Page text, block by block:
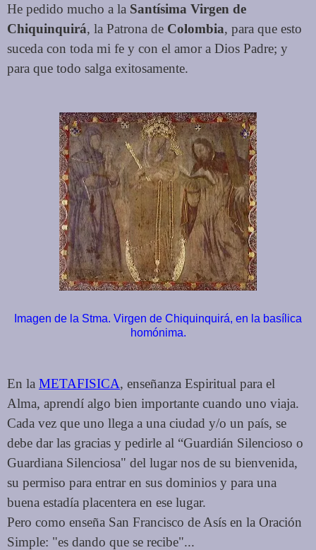
He pedido mucho a la Santísima Virgen de
Chiquinquirá, la Patrona de Colombia, para que esto
suceda con toda mi fe y con el amor a Dios Padre; y
para que todo salga exitosamente.
Imagen de la Stma. Virgen de Chiquinquirá, en la basílica
homónima.
En la METAFISICA, enseñanza Espiritual para el
Alma, aprendí algo bien importante cuando uno viaja.
Cada vez que uno llega a una ciudad y/o un país, se
debe dar las gracias y pedirle al “Guardián Silencioso o
Guardiana Silenciosa" del lugar nos de su bienvenida,
su permiso para entrar en sus dominios y para una
buena estadía placentera en ese lugar.
Pero como enseña San Francisco de Asís en la Oración
Simple: "es dando que se recibe"...